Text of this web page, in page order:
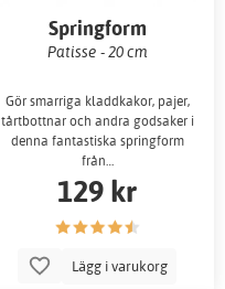
Springform
Patisse - 20 cm
Gör smarriga kladdkakor, pajer,
tårtbottnar och andra godsaker i
denna fantastiska springform
från…
129 kr
Lägg i varukorg